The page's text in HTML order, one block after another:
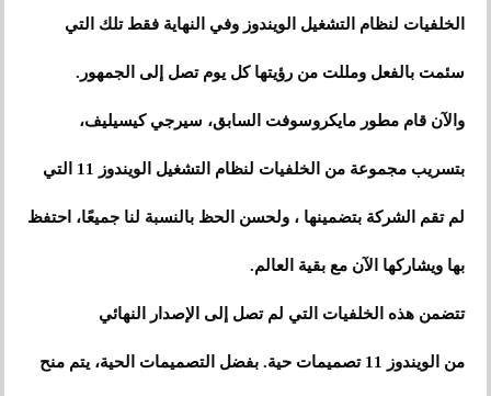
الخلفيات لنظام التشغيل الويندوز وفي النهاية فقط تلك التي
سئمت بالفعل ومللت من رؤيتها كل يوم تصل إلى الجمهور.
والآن قام مطور مايكروسوفت السابق، سيرجي كيسيليف،
بتسريب مجموعة من الخلفيات لنظام التشغيل الويندوز 11 التي
لم تقم الشركة بتضمينها ، ولحسن الحظ بالنسبة لنا جميعًا، احتفظ
بها ويشاركها الآن مع بقية العالم.
تتضمن هذه الخلفيات التي لم تصل إلى الإصدار النهائي
من الويندوز 11 تصميمات حية. بفضل التصميمات الحية، يتم منح